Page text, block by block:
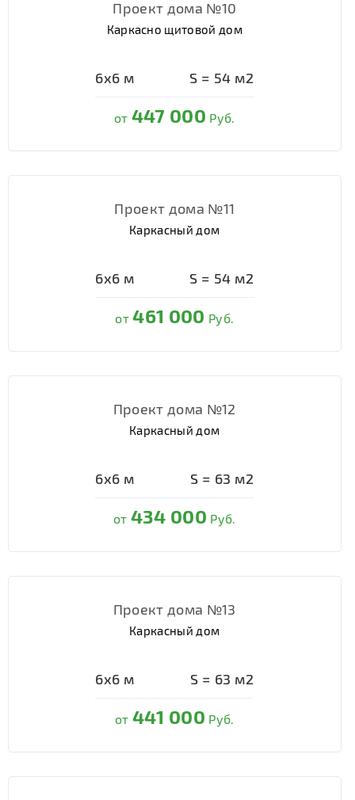
Проект дома №10
Каркасно щитовой дом
6х6 м S = 54 м2
от 447 000 Руб.
Проект дома №11
Каркасный дом
6х6 м S = 54 м2
от461 000 Руб.
Проект дома №12
Каркасный дом
6х6 м S = 63 м2
от 434 000 Руб.
Проект дома №13
Каркасный дом
6х6 м S = 63 м2
от 441 000 Руб.